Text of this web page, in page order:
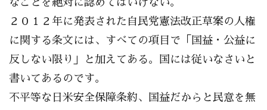
２０１２年に発表された自民党憲法改正草案の人権
に関する条文には、すべての項目で「国益・公益に
反しない限り」と加えてある。国には従いなさいと
書いてあるのです。
不平等な日米安全保障条約、国益だからと民意を無